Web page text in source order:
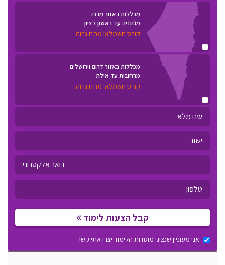
מכללות באזור מרכז
מנתניה עד ראשון לציון
קורס חשמלאי מתח גבוה
מכללות באזור דרום וירושלים
מרחובות עד אילת
קורס חשמלאי מתח גבוה
קבל הצעות לימוד
אני מעוניין שנציגי מוסדות הלימוד יצרו אתי קשר